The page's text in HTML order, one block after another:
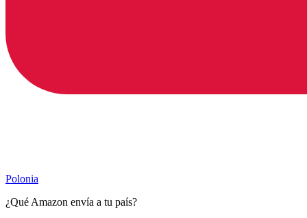
Polonia
¿Qué Amazon envía a tu país?